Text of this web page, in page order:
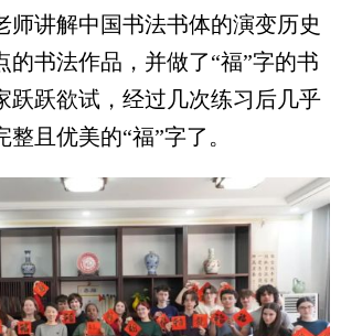
师讲解中国书法书体的演变历史
的书法作品，并做了“福”字的书
跃跃欲试，经过几次练习后几乎
且优美的“福”字了。